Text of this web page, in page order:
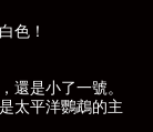
色！
還是小了一號。
太平洋鸚鵡的主